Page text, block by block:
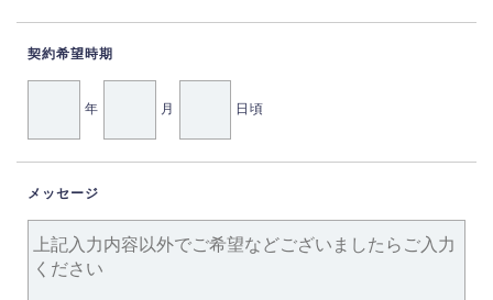
契約希望時期
年 月 日頃
メッセージ